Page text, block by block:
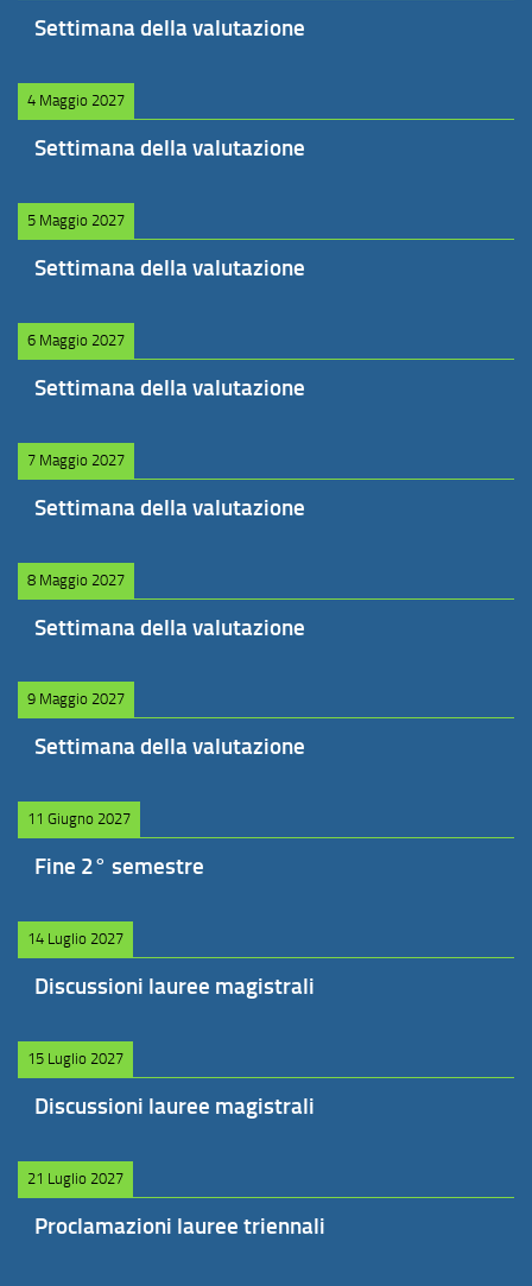
Settimana della valutazione
4 Maggio 2027
Settimana della valutazione
5 Maggio 2027
Settimana della valutazione
6 Maggio 2027
Settimana della valutazione
7 Maggio 2027
Settimana della valutazione
8 Maggio 2027
Settimana della valutazione
9 Maggio 2027
Settimana della valutazione
11 Giugno 2027
Fine 2° semestre
14 Luglio 2027
Discussioni lauree magistrali
15 Luglio 2027
Discussioni lauree magistrali
21 Luglio 2027
Proclamazioni lauree triennali